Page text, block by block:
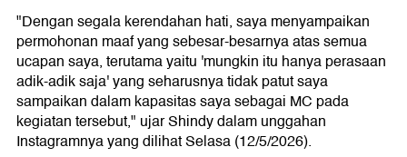
"Dengan segala kerendahan hati, saya menyampaikan
permohonan maaf yang sebesar-besarnya atas semua
ucapan saya, terutama yaitu 'mungkin itu hanya perasaan
adik-adik saja' yang seharusnya tidak patut saya
sampaikan dalam kapasitas saya sebagai MC pada
kegiatan tersebut," ujar Shindy dalam unggahan
Instagramnya yang dilihat Selasa (12/5/2026).